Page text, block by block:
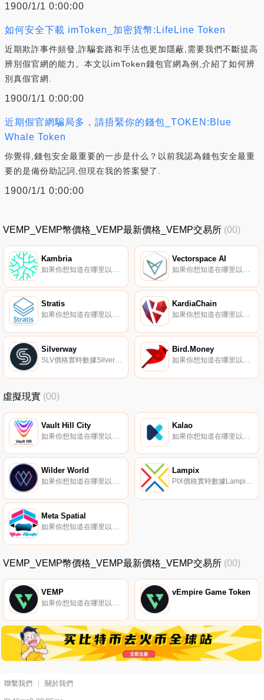
1900/1/1 0:00:00
如何安全下載 imToken_加密貨幣:LifeLine Token
近期欺詐事件頻發,詐騙套路和手法也更加隱蔽,需要我們不斷提高
辨別假官網的能力。本文以imToken錢包官網為例,介紹了如何辨
別真假官網.
1900/1/1 0:00:00
近期假官網騙局多，請捂緊你的錢包_TOKEN:Blue
Whale Token
你覺得,錢包安全最重要的一步是什么？以前我認為錢包安全最重
要的是備份助記詞,但現在我的答案變了.
1900/1/1 0:00:00
VEMP_VEMP幣價格_VEMP最新價格_VEMP交易所 (00)
Kambria Vectorspace AI
Stratis
如果你想知道在哪里以當前價格購買Stratis,目前交易{Stratis]股票的頂級加密貨幣交易所是Binance、BingX、Gate.io、XT.COM和UpSTRAXt。您可以在我們的加密貨幣交易所頁面上找到其他列表.
KardiaChain
如果你想知道在哪里以當前價格購買KardiaChain,目前交易{KardiaChain]股票的頂級加密貨幣交易所是DigiFinex、KuCoin、Gate.io、HuoKAI和BitForex。您可以在我們的加密貨幣交易所頁面上找到其他列表.
Silverway
SLV價格實時數據Silverway為加密貨幣市場提供匯總和結構化的場外交易數據。該生態系統包括數百名專業投資者、經紀人、交易所、項目和數千名散戶投資者,這些投資者可能會向更多合格的市場參與者開放。據報道,該平臺是由一個由前投資銀行家和私募股權專業人士組成的團隊創建的.
Bird.Money
如果你想知道在哪里以當前價格購買Bird.Money,目前交易{Bird.Money]股票的頂級加密貨幣交易所是CoinW、Gate.io、FMFW.io、PancakeSwap（V2）和Uniswap（V2。您可以在我們的加密貨幣交易所頁面上找到其他列表.
虛擬現實 (00)
Vault Hill City Kalao
Wilder World
如果你想知道在哪里以當前價格購買Wilder World,目前交易{Wilder World]股票的頂級加密貨幣交易所是BTCEX、Bitget、BingX、BitMart和KuCoin。您可以在我們的加密貨幣交易所頁面上找到其他列表。WILD為Wilder World供電.
Lampix
PIX價格實時數據Lampix（PIX）是一種加密貨幣,在以太坊平臺上運行。Lampix目前的供應量為327154880,其中135322017正在流通。最近已知的Lampix價格為0.00084281美元,在過去24小時內上漲了0.00.
Meta Spatial
如果你想知道在哪里以當前價格購買Meta Spatial,目前交易{Meta Spatial]股票的頂級加密貨幣交易所是MEXC和PancakeSwap（V2）。您可以在我們的加密貨幣交易所頁面上找到其他列表。Meta Spatial是一個虛擬超宇宙（元宇宙）,包括各種無限空間.
VEMP_VEMP幣價格_VEMP最新價格_VEMP交易所 (00)
VEMP vEmpire Game Token
聯繫我們 關於我們